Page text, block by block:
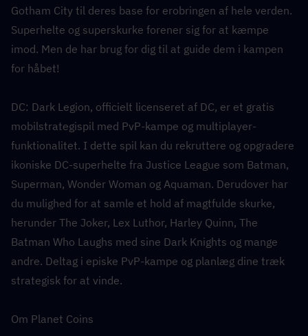
Gotham City til deres base for erobringen af hele verden.
Superhelte og superskurke forener sig for at kæmpe
imod. Men de har brug for dig til at guide dem i kampen
for håbet!
DC: Dark Legion, officielt licenseret af DC, er et gratis
mobilstrategispil med PvP-kampe og multiplayer-
funktionalitet. I dette spil kan du rekruttere og opgradere
ikoniske DC-superhelte fra Justice League som Batman,
Superman, Wonder Woman og Aquaman. Derudover har
du mulighed for at samle et hold af magtfulde skurke,
herunder The Joker, Lex Luthor, Harley Quinn, The
Batman Who Laughs med sine Dark Knights og mange
andre. Deltag i episke PvP-kampe og planlæg dine træk
strategisk for at vinde.
Om Planet Coins